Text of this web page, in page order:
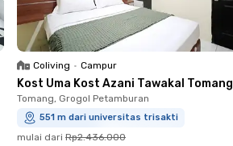
Coliving • Campur
Kost Uma Kost Azani Tawakal Tomang
Tomang, Grogol Petamburan
551 m dari universitas trisakti
mulai dari Rp2.436.000